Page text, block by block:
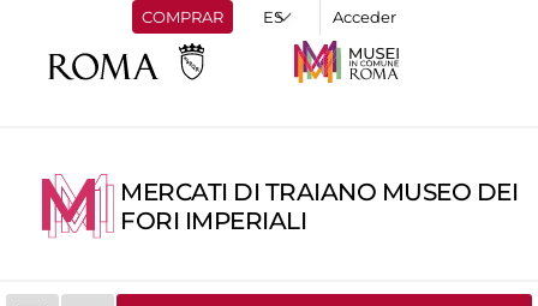
COMPRAR Acceder
MERCATI DI TRAIANO MUSEO DEI
FORI IMPERIALI